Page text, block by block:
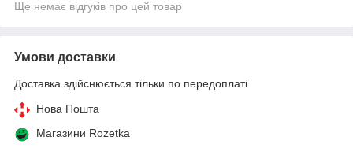
Ще немає відгуків про цей товар
Умови доставки
Доставка здійснюється тільки по передоплаті.
Нова Пошта
Магазини Rozetka